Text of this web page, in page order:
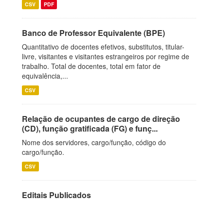
CSV PDF
Banco de Professor Equivalente (BPE)
Quantitativo de docentes efetivos, substitutos, titular-
livre, visitantes e visitantes estrangeiros por regime de
trabalho. Total de docentes, total em fator de
equivalência,...
CSV
Relação de ocupantes de cargo de direção
(CD), função gratificada (FG) e funç...
Nome dos servidores, cargo/função, código do
cargo/função.
CSV
Editais Publicados